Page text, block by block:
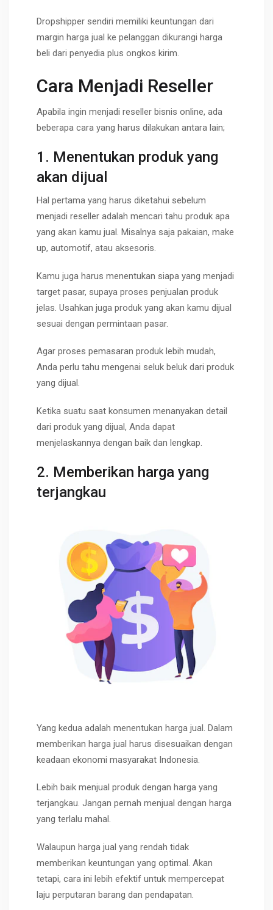
Dropshipper sendiri memiliki keuntungan dari
margin harga jual ke pelanggan dikurangi harga
beli dari penyedia plus ongkos kirim.
Cara Menjadi Reseller
Apabila ingin menjadi reseller bisnis online, ada
beberapa cara yang harus dilakukan antara lain;
1. Menentukan produk yang
akan dijual
Hal pertama yang harus diketahui sebelum
menjadi reseller adalah mencari tahu produk apa
yang akan kamu jual. Misalnya saja pakaian, make
up, automotif, atau aksesoris.
Kamu juga harus menentukan siapa yang menjadi
target pasar, supaya proses penjualan produk
jelas. Usahkan juga produk yang akan kamu dijual
sesuai dengan permintaan pasar.
Agar proses pemasaran produk lebih mudah,
Anda perlu tahu mengenai seluk beluk dari produk
yang dijual.
Ketika suatu saat konsumen menanyakan detail
dari produk yang dijual, Anda dapat
menjelaskannya dengan baik dan lengkap.
2. Memberikan harga yang
terjangkau
Yang kedua adalah menentukan harga jual. Dalam
memberikan harga jual harus disesuaikan dengan
keadaan ekonomi masyarakat Indonesia.
Lebih baik menjual produk dengan harga yang
terjangkau. Jangan pernah menjual dengan harga
yang terlalu mahal.
Walaupun harga jual yang rendah tidak
memberikan keuntungan yang optimal. Akan
tetapi, cara ini lebih efektif untuk mempercepat
laju perputaran barang dan pendapatan.